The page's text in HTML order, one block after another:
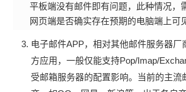
平板端没有邮件即有问题，此种情况，
网页端是否确实存在预期的电脑端上可
电子邮件APP，相对其他邮件服务器厂
方应用，一般仅能支持Pop/Imap/
受邮箱服务器的配置影响。当前的主流